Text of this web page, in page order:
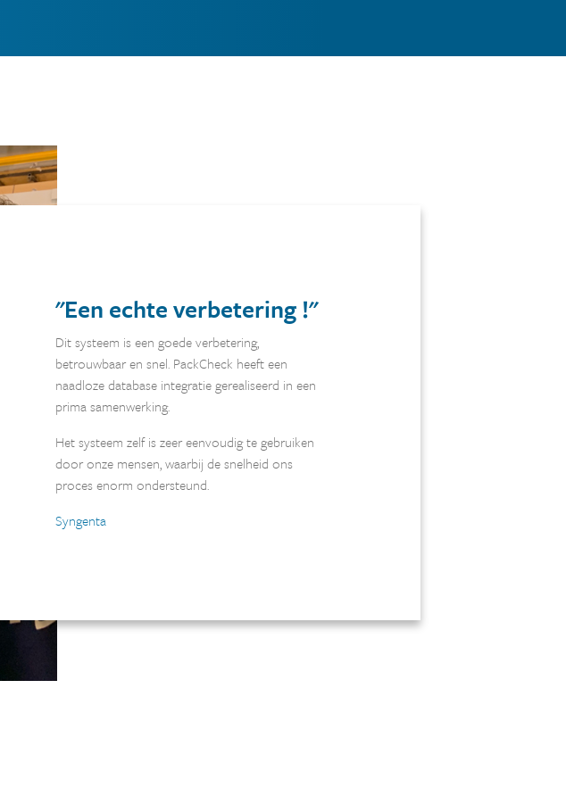
Een echte verbetering !
Dit systeem is een goede verbetering,
betrouwbaar en snel. PackCheck heeft een
naadloze database integratie gerealiseerd in een
prima samenwerking.
Het systeem zelf is zeer eenvoudig te gebruiken
door onze mensen, waarbij de snelheid ons
proces enorm ondersteund.
Syngenta